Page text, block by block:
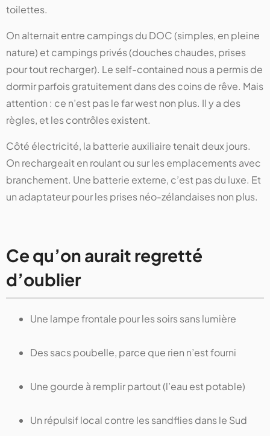
toilettes.
On alternait entre campings du DOC (simples, en pleine
nature) et campings privés (douches chaudes, prises
pour tout recharger). Le self-contained nous a permis de
dormir parfois gratuitement dans des coins de rêve. Mais
attention : ce n’est pas le far west non plus. Il y a des
règles, et les contrôles existent.
Côté électricité, la batterie auxiliaire tenait deux jours.
On rechargeait en roulant ou sur les emplacements avec
branchement. Une batterie externe, c’est pas du luxe. Et
un adaptateur pour les prises néo-zélandaises non plus.
Ce qu’on aurait regretté
d’oublier
Une lampe frontale pour les soirs sans lumière
Des sacs poubelle, parce que rien n’est fourni
Une gourde à remplir partout (l’eau est potable)
Un répulsif local contre les sandflies dans le Sud